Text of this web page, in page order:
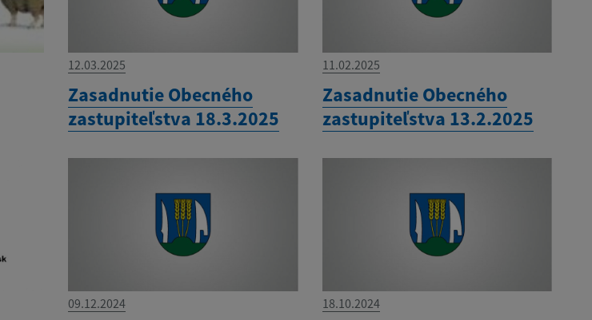
12.03.2025
Zasadnutie Obecného
zastupiteľstva 18.3.2025
11.02.2025
Zasadnutie Obecného
zastupiteľstva 13.2.2025
09.12.2024 18.10.2024